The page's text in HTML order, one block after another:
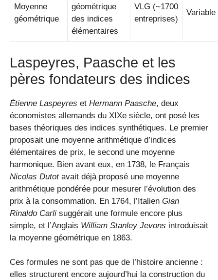
Moyenne
géométrique
géométrique
des indices
élémentaires
VLG (~1700
entreprises)
Variable
Laspeyres, Paasche et les
pères fondateurs des indices
Étienne Laspeyres et Hermann Paasche, deux
économistes allemands du XIXe siècle, ont posé les
bases théoriques des indices synthétiques. Le premier
proposait une moyenne arithmétique d’indices
élémentaires de prix, le second une moyenne
harmonique. Bien avant eux, en 1738, le Français
Nicolas Dutotavait déjà proposé une moyenne
arithmétique pondérée pour mesurer l’évolution des
prix à la consommation. En 1764, l’Italien Gian
Rinaldo Carli suggérait une formule encore plus
simple, et l’Anglais William Stanley Jevons introduisait
la moyenne géométrique en 1863.
Ces formules ne sont pas que de l’histoire ancienne :
elles structurent encore aujourd’hui la construction du